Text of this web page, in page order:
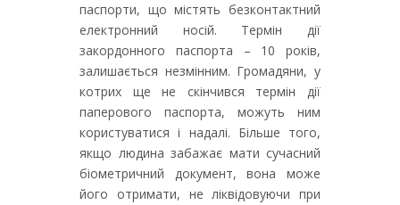
паспорти, що містять безконтактний
електронний носій. Термін дії
закордонного паспорта – 10 років,
залишається незмінним. Громадяни, у
котрих ще не скінчився термін дії
паперового паспорта, можуть ним
користуватися і надалі. Більше того,
якщо людина забажає мати сучасний
біометричний документ, вона може
його отримати, не ліквідовуючи при